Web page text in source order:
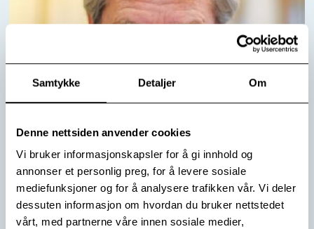
Samtykke Detaljer Om
Denne nettsiden anvender cookies
Vi bruker informasjonskapsler for å gi innhold og
annonser et personlig preg, for å levere sosiale
mediefunksjoner og for å analysere trafikken vår. Vi deler
dessuten informasjon om hvordan du bruker nettstedet
vårt, med partnerne våre innen sosiale medier,
Føre var
Arne Holte mener forebygging ikke bare gir et friskere
Norge, men også god samfunnsøkonomi.